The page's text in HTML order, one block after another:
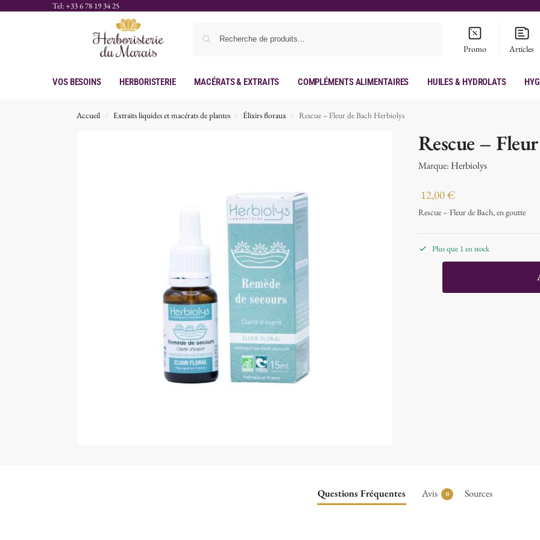
Tel: +33 6 78 19 34 25
Promo Articles
Vos Besoins Herboristerie Macérats & Extraits Compléments Alimentaires Huiles & hydrolats
Accueil / Extraits liquides et macérats de plantes / Élixirs floraux / Rescue – Fleur de Bach Herbiolys
Rescue –
Marque: Herbiolys
12,00€
Rescue – Fleur de Bach, en goutte
Plus que 1 en stock
Questions Fréquentes Avis 0 Sources